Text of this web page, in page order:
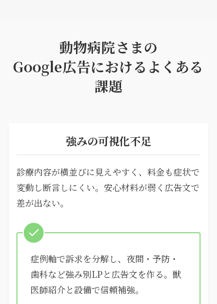
動物病院さまの
Google広告におけるよくある
課題
強みの可視化不足
診療内容が横並びに見えやすく、料金も症状で
変動し断言しにくい。安心材料が弱く広告文で
差が出ない。
症例軸で訴求を分解し、夜間・予防・
歯科など強み別LPと広告文を作る。獣
医師紹介と設備で信頼補強。